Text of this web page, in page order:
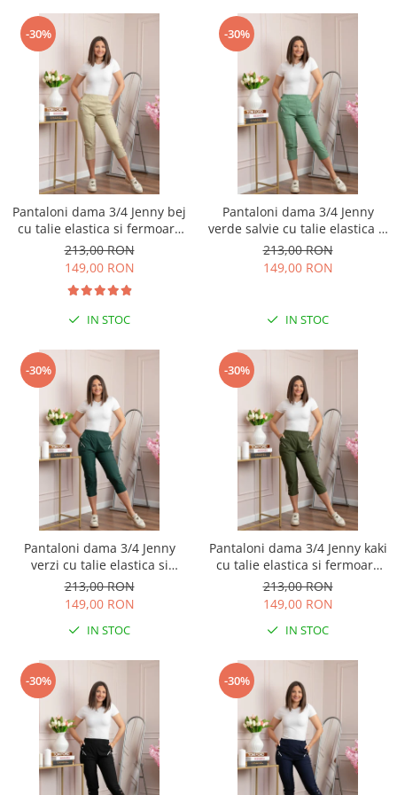
-30%
Pantaloni dama 3/4 Jenny bej
cu talie elastica si fermoare
decorative
213,00 RON
149,00 RON
IN STOC
-30%
Pantaloni dama 3/4 Jenny
verde salvie cu talie elastica si
fermoare decorative
213,00 RON
149,00 RON
IN STOC
-30%
Pantaloni dama 3/4 Jenny
verzi cu talie elastica si
fermoare decorative
213,00 RON
149,00 RON
IN STOC
-30%
Pantaloni dama 3/4 Jenny kaki
cu talie elastica si fermoare
decorative
213,00 RON
149,00 RON
IN STOC
-30% -30%